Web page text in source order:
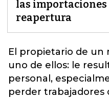
las
reapertura
El propietario de un
uno de ellos: le
personal,
perder trabajadores